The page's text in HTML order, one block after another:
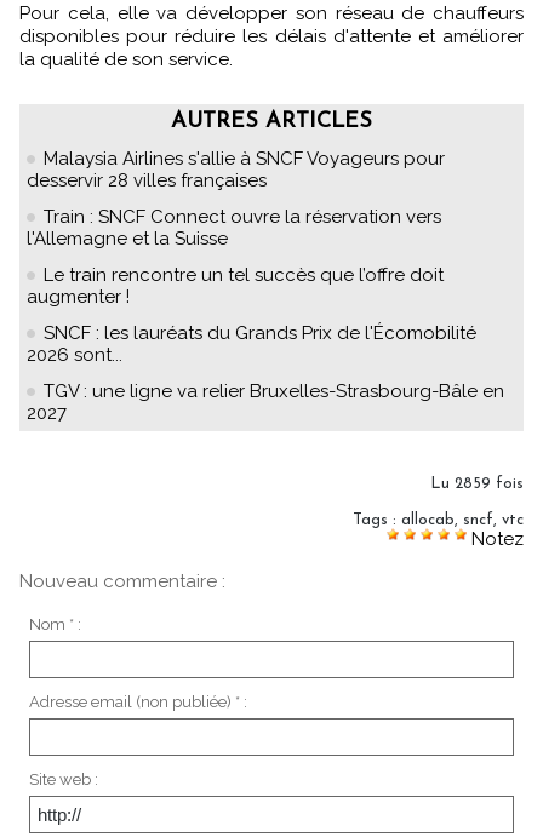
Pour cela, elle va développer son réseau de chauffeurs
disponibles pour réduire les délais d'attente et améliorer
la qualité de son service.
AUTRES ARTICLES
Malaysia Airlines s'allie à SNCF Voyageurs pour
desservir 28 villes françaises
Train : SNCF Connect ouvre la réservation vers
l'Allemagne et la Suisse
Le train rencontre un tel succès que l’offre doit
augmenter !
SNCF : les lauréats du Grands Prix de l'Écomobilité
2026 sont...
TGV : une ligne va relier Bruxelles-Strasbourg-Bâle en
2027
Lu 2859 fois
Tags : allocab, sncf, vtc
Notez
Nouveau commentaire :
Nom * :
Adresse email (non publiée) * :
Site web :